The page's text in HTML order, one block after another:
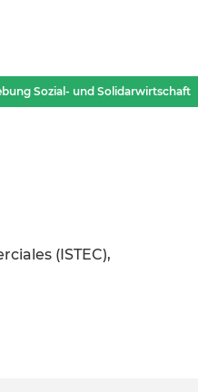
Sozial- und Solidarwirtschaft
(ISTEC),